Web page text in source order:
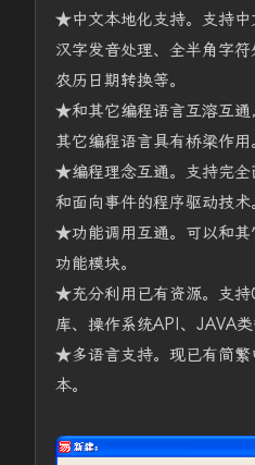
★中文本地化支持。支持中
汉字发音处理、全半角字符
农历日期转换等。
★和其它编程语言互溶互通
其它编程语言具有桥梁作用
★编程理念互通。支持完全
和面向事件的程序驱动技术
★功能调用互通。可以和其
功能模块。
★充分利用已有资源。支持
库、操作系统API、JAVA类
★多语言支持。现已有简繁
本。